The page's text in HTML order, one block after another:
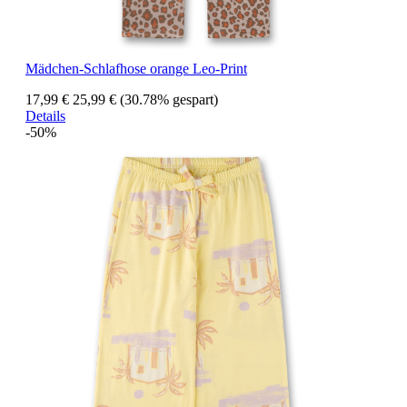
Mädchen-Schlafhose orange Leo-Print
17,99 € 25,99 € (30.78% gespart)
Details
-50%